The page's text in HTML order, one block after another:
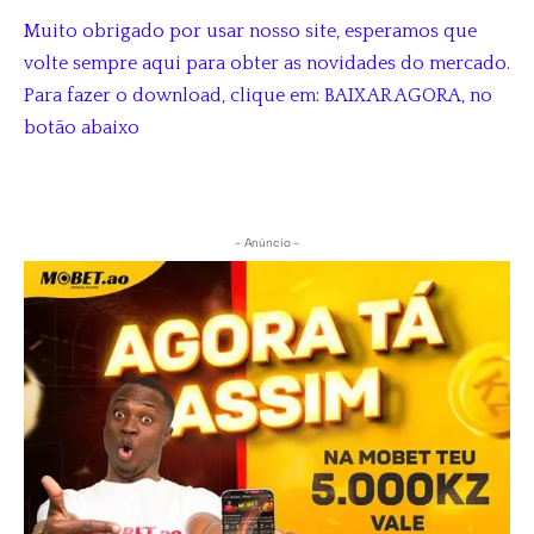
Muito obrigado por usar nosso site, esperamos que
volte sempre aqui para obter as novidades do mercado.
Para fazer o download, clique em: BAIXAR AGORA, no
botão abaixo
- Anúncio -